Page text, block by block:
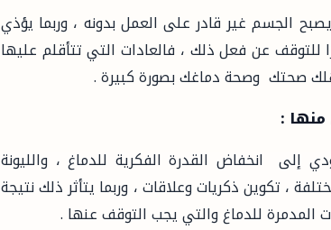
الجسم غير قادر على العمل بدونه ، وربما يؤذي
للتوقف عن فعل ذلك ، فالعادات التي تتأقلم عليها
صحتك وصحة دماغك بصورة كبيرة .
منها :
إلى انخفاض القدرة الفكرية للدماغ ، والليونة
، تكوين ذكريات وعلاقات ، وربما يتأثر ذلك نتيجة
المدمرة للدماغ والتي يجب التوقف عنها .